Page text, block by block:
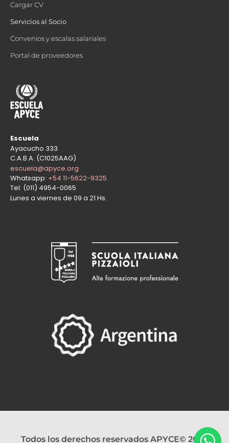
Cargar CV
Servicios al Socio
Convenios y escalas salariales
Portal de proveedores
Escuela
Ayacucho 333
C.A.B.A. (C1025AAG)
escuela@apyce.org
Whatsapp: +54 11-5622-9325
Tel: (011) 4954-0065
Lunes a viernes de 09 a 21 Hs.
Todos los derechos reservados APYCE© 2026